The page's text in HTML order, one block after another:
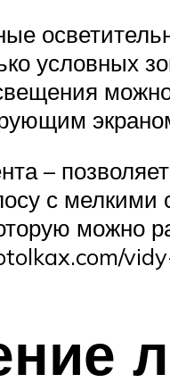
условных
–
с
можно